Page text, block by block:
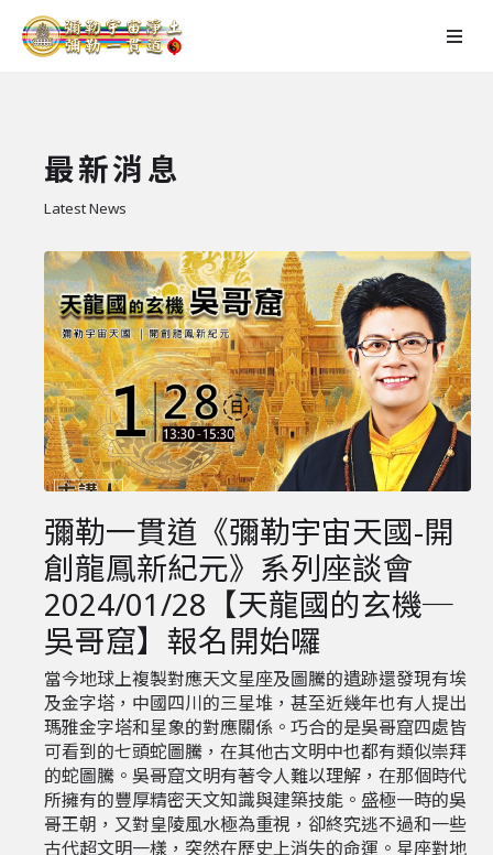
最新消息
Latest News
彌勒一貫道《彌勒宇宙天國-開
創龍鳳新紀元》系列座談會
2024/01/28【天龍國的玄機─
吳哥窟】報名開始囉
當今地球上複製對應天文星座及圖騰的遺跡還發現有埃
及金字塔，中國四川的三星堆，甚至近幾年也有人提出
瑪雅金字塔和星象的對應關係。巧合的是吳哥窟四處皆
可看到的七頭蛇圖騰，在其他古文明中也都有類似崇拜
的蛇圖騰。吳哥窟文明有著令人難以理解，在那個時代
所擁有的豐厚精密天文知識與建築技能。盛極一時的吳
哥王朝，又對皇陵風水極為重視，卻終究逃不過和一些
古代超文明一樣，突然在歷史上消失的命運。星座對地